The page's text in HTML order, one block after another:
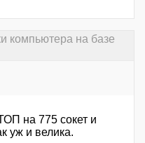
компьютера на базе
на 775 сокет и
уж и велика.